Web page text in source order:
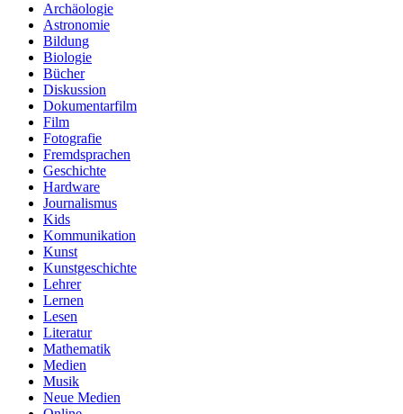
Archäologie
Astronomie
Bildung
Biologie
Bücher
Diskussion
Dokumentarfilm
Film
Fotografie
Fremdsprachen
Geschichte
Hardware
Journalismus
Kids
Kommunikation
Kunst
Kunstgeschichte
Lehrer
Lernen
Lesen
Literatur
Mathematik
Medien
Musik
Neue Medien